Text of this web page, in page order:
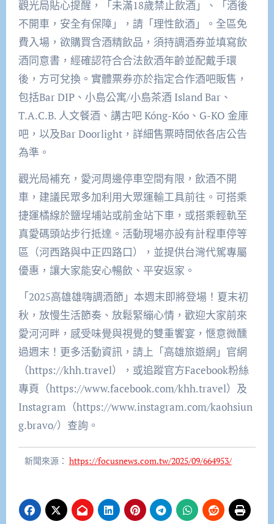
觀光局貼心提醒，「未滿18歲禁止飲酒」、「酒後
不開車，安全有保障」，請「理性飲酒」。全區免
費入場，欲購買含酒精飲品，須持調酒券並填寫飲
酒同意書，經確認符合合法飲酒年齡並配戴手環
後，方可兌換。實體票券亦於指定合作酒吧販售，
包括Bar DIP、小島公寓/小島茶酒 Island Bar、
T.A.C.B. 人文餐酒、講古吧 Kóng-Kóo、G-KO 金庫
吧，以及Bar Doorlight，詳細售票時間依各店公告
為準。
觀光局補充，愛河周邊停車空間有限，飲酒不開
車，建議民眾多加利用大眾運輸工具前往。可搭乘
捷運橘線於鹽埕埔站或前金站下車，或搭乘輕軌至
真愛碼頭站步行抵達。活動現場亦設有計程車停等
區（河西路與中正四路口），並提供台灣代駕專屬
優惠，讓大家能安心暢飲、平安返家。
「2025高雄雄嗨調酒節」本週末即將登場！夏末初
秋，放慢生活節奏、放鬆緊繃心情，歡迎大家前來
愛河河畔，感受味覺與視覺的雙重饗宴，愜意微醺
過週末！更多活動資訊，請上「高雄旅遊網」官網
（https://khh.travel），或追蹤官方Facebook粉絲
專頁（https://www.facebook.com/khh.travel）及
Instagram（https://www.instagram.com/kaohsiun
g.bravo/）查詢。
新聞來源： https://focusnews.com.tw/2025/09/664953/